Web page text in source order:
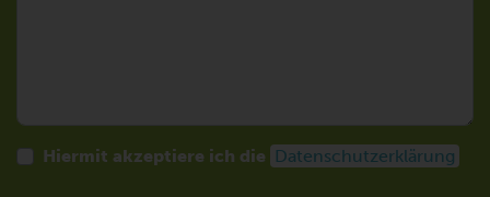
Hiermit akzeptiere ich die Datenschutzerklärung